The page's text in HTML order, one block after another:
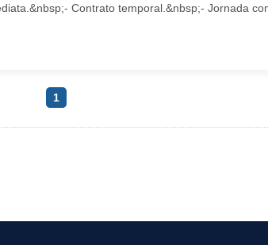
Contrato temporal.&nbsp;- Jornada
1